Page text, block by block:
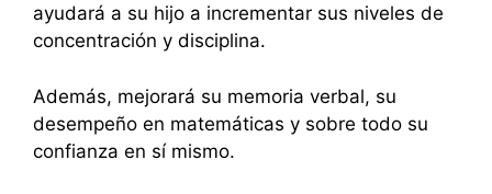
ayudará a su hijo a incrementar sus niveles de
concentración y disciplina.
Además, mejorará su memoria verbal, su
desempeño en matemáticas y sobre todo su
confianza en sí mismo.